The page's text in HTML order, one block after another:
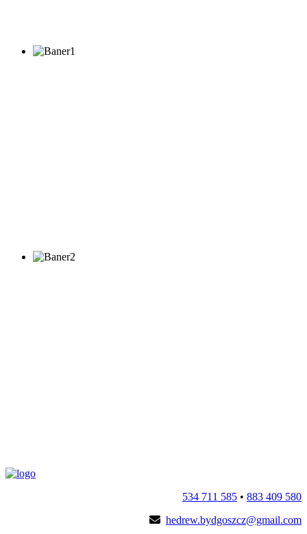
534 711 585 • 883 409 580
hedrew.bydgoszcz@gmail.com